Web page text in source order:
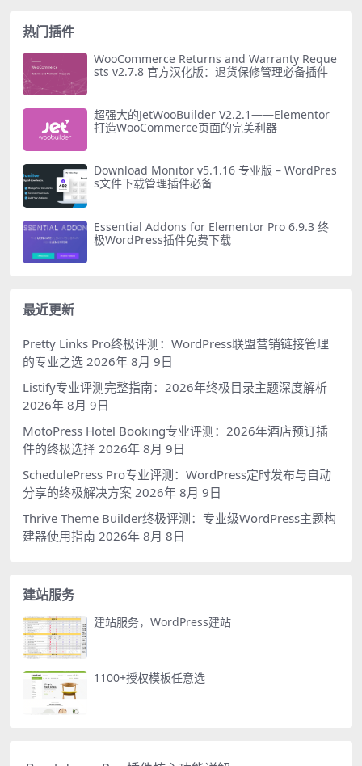
热门插件
WooCommerce Returns and Warranty Reque
sts v2.7.8 官方汉化版：退货保修管理必备插件
超强大的JetWooBuilder V2.2.1——Elementor
打造WooCommerce页面的完美利器
Download Monitor v5.1.16 专业版 – WordPres
s文件下载管理插件必备
Essential Addons for Elementor Pro 6.9.3 终
极WordPress插件免费下载
最近更新
Pretty Links Pro终极评测：WordPress联盟营销链接管理
的专业之选 2026年 8月 9日
Listify专业评测完整指南：2026年终极目录主题深度解析
2026年 8月 9日
MotoPress Hotel Booking专业评测：2026年酒店预订插
件的终极选择 2026年 8月 9日
SchedulePress Pro专业评测：WordPress定时发布与自动
分享的终极解决方案 2026年 8月 9日
Thrive Theme Builder终极评测：专业级WordPress主题构
建器使用指南 2026年 8月 8日
建站服务
建站服务，WordPress建站
1100+授权模板任意选